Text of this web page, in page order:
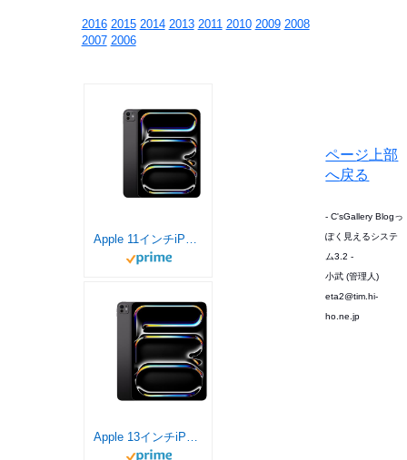
2016 2015 2014 2013 2011 2010 2009 2008
2007 2006
Apple 11インチiPad Pro(M4):Ultra Retina XDR ディスプレイ、 256GB、横向きの 12MP フロントカメラ/12MP バックカメラ、LiDAR スキャナ、Wi-Fi 6E、Face ID、一日中使えるバッテリー - スペースブラック
Apple 13インチiPad Pro(M4):Ultra Retina XDR ディスプレイ、256GB、横向きの 12MP フロントカメラ/12MP バックカメラ、LiDAR スキャナ、Wi-Fi 6E、Face ID、一日中使えるバッテリー - スペースブラック
ページ上部
へ戻る
- C'sGallery Blogっ
ぽく見えるシステ
ム3.2 -
小武 (管理人)
eta2@tim.hi-
ho.ne.jp